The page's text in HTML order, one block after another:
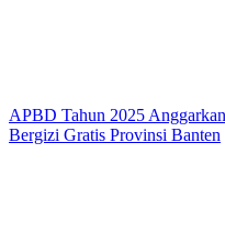
APBD Tahun 2025
Bergizi Gratis Provinsi Banten